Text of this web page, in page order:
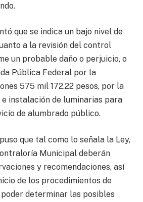
que se indica un bajo nivel de
a la revisión del control
un probable daño o perjuicio, o
Pública Federal por la
575 mil 172.22 pesos, por la
instalación de luminarias para
de alumbrado público.
que tal como lo señala la Ley,
Municipal deberán
y recomendaciones, así
de los procedimientos de
determinar las posibles